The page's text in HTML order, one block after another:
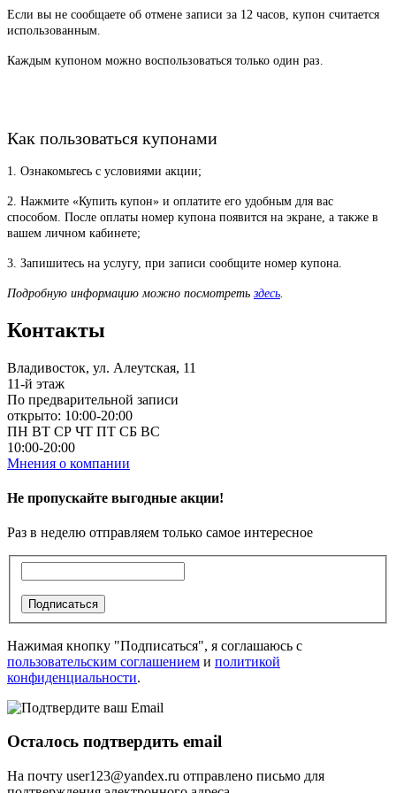
Если вы не сообщаете об отмене записи за 12 часов, купон считается
использованным.
Каждым купоном можно воспользоваться только один раз.
Как пользоваться купонами
1. Ознакомьтесь с условиями акции;
2. Нажмите «Купить купон» и оплатите его удобным для вас
способом. После оплаты номер купона появится на экране, а также в
вашем личном кабинете;
3. Запишитесь на услугу, при записи сообщите номер купона.
Подробную информацию можно посмотреть здесь
Контакты
Владивосток, ул. Алеутская, 11
11-й этаж
По предварительной записи
открыто: 10:00-20:00
ПН ВТ СР ЧТ ПТ СБ ВС
10:00-20:00
Мнения о компании
Не пропускайте выгодные акции!
Раз в неделю отправляем только самое интересное
Подписаться
Нажимая кнопку "Подписаться", я соглашаюсь с
пользовательским соглашением и политикой
конфиденциальности.
Осталось подтвердить email
На почту user123@yandex.ru отправлено письмо для